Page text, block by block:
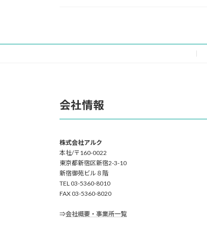
会社情報
株式会社アルク
本社/〒160-0022
東京都新宿区新宿2-3-10
新宿御苑ビル８階
TEL 03-5360-8010
FAX 03-5360-8020
⇒会社概要・事業所一覧